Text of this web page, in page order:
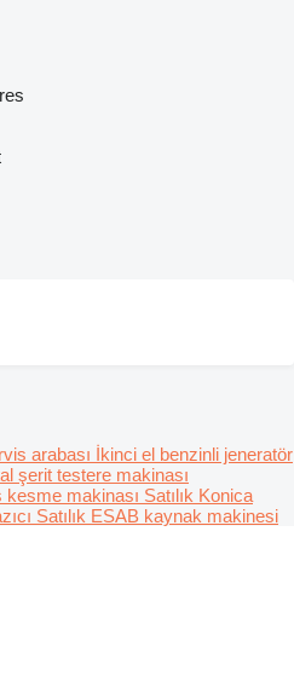
arabası İkinci el benzinli jeneratör
şerit testere makinası
kesme makinası Satılık Konica
Satılık ESAB kaynak makinesi